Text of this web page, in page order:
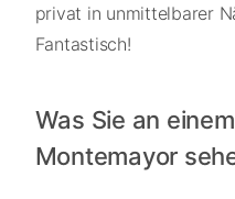
privat in unmittelbarer
Fantastisch!
Was Sie an
Montemayor